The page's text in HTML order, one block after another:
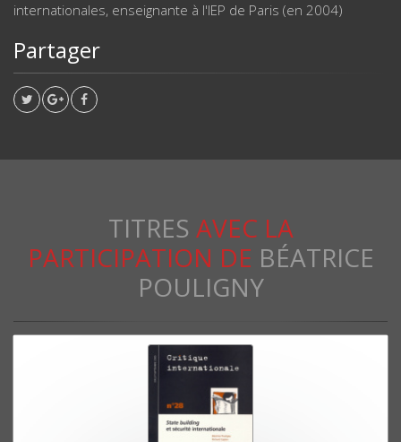
internationales, enseignante à l'IEP de Paris (en 2004)
Partager
TITRES AVEC LA
PARTICIPATION DE BÉATRICE
POULIGNY